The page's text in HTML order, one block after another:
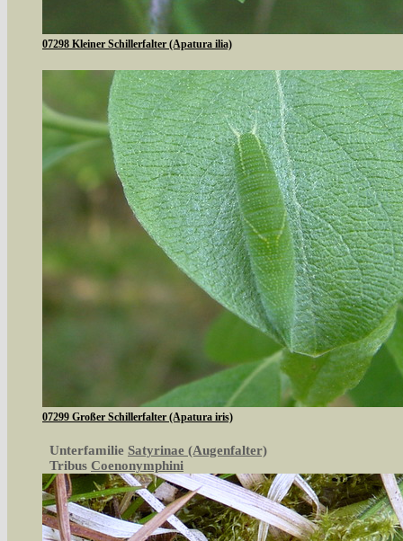
07298 Kleiner Schillerfalter (Apatura ilia)
07299 Großer Schillerfalter (Apatura iris)
Unterfamilie Satyrinae (Augenfalter)
Tribus Coenonymphini